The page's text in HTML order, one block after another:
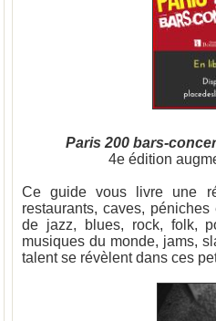
Paris 200 bars-
4e édition
Ce guide vous livre une
restaurants, caves,
de jazz, blues, rock, folk,
musiques du monde, jams,
talent se révèlent dans ces